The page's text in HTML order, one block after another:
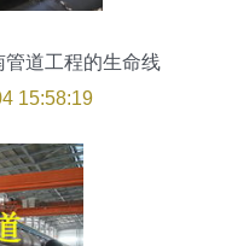
道工程的生命线
15:58:19